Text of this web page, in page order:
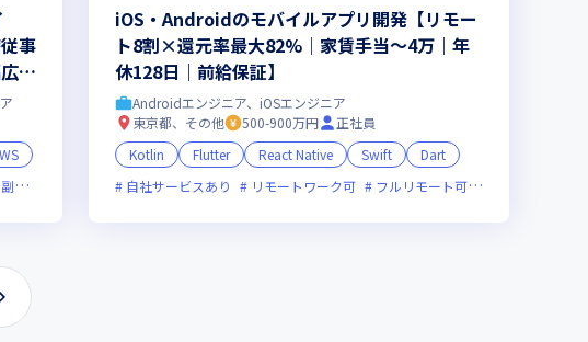
術に積極的 残業月20時間未満 上場企業
事
い
副業可 オンライン選考可 新規立ち上げ 新技術に積極的
iOS・Androidのモバイルアプリ開発【リモー
ト8割×還元率最大82%｜家賃手当～4万｜年
休128日｜前給保証】
Androidエンジニア、iOSエンジニア
東京都、その他
500-900万円
正社員
Kotlin
Flutter React Native Swift
Dart
自社サービスあり
リモートワーク可 フルリモート可